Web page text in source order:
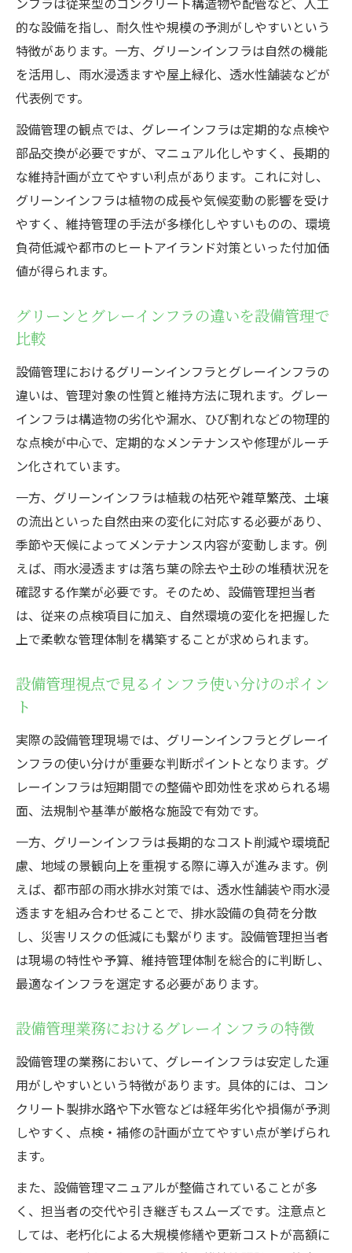
的な設備を指し、耐久性や規模の予測がしやすいという
特徴があります。一方、グリーンインフラは自然の機能
を活用し、雨水浸透ますや屋上緑化、透水性舗装などが
代表例です。
設備管理の観点では、グレーインフラは定期的な点検や
部品交換が必要ですが、マニュアル化しやすく、長期的
な維持計画が立てやすい利点があります。これに対し、
グリーンインフラは植物の成長や気候変動の影響を受け
やすく、維持管理の手法が多様化しやすいものの、環境
負荷低減や都市のヒートアイランド対策といった付加価
値が得られます。
グリーンとグレーインフラの違いを設備管理で
比較
設備管理におけるグリーンインフラとグレーインフラの
違いは、管理対象の性質と維持方法に現れます。グレー
インフラは構造物の劣化や漏水、ひび割れなどの物理的
な点検が中心で、定期的なメンテナンスや修理がルーチ
ン化されています。
一方、グリーンインフラは植栽の枯死や雑草繁茂、土壌
の流出といった自然由来の変化に対応する必要があり、
季節や天候によってメンテナンス内容が変動します。例
えば、雨水浸透ますは落ち葉の除去や土砂の堆積状況を
確認する作業が必要です。そのため、設備管理担当者
は、従来の点検項目に加え、自然環境の変化を把握した
上で柔軟な管理体制を構築することが求められます。
設備管理視点で見るインフラ使い分けのポイン
ト
実際の設備管理現場では、グリーンインフラとグレーイ
ンフラの使い分けが重要な判断ポイントとなります。グ
レーインフラは短期間での整備や即効性を求められる場
面、法規制や基準が厳格な施設で有効です。
一方、グリーンインフラは長期的なコスト削減や環境配
慮、地域の景観向上を重視する際に導入が進みます。例
えば、都市部の雨水排水対策では、透水性舗装や雨水浸
透ますを組み合わせることで、排水設備の負荷を分散
し、災害リスクの低減にも繋がります。設備管理担当者
は現場の特性や予算、維持管理体制を総合的に判断し、
最適なインフラを選定する必要があります。
設備管理業務におけるグレーインフラの特徴
設備管理の業務において、グレーインフラは安定した運
用がしやすいという特徴があります。具体的には、コン
クリート製排水路や下水管などは経年劣化や損傷が予測
しやすく、点検・補修の計画が立てやすい点が挙げられ
ます。
また、設備管理マニュアルが整備されていることが多
く、担当者の交代や引き継ぎもスムーズです。注意点と
しては、老朽化による大規模修繕や更新コストが高額に